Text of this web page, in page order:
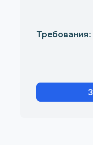
Требования: